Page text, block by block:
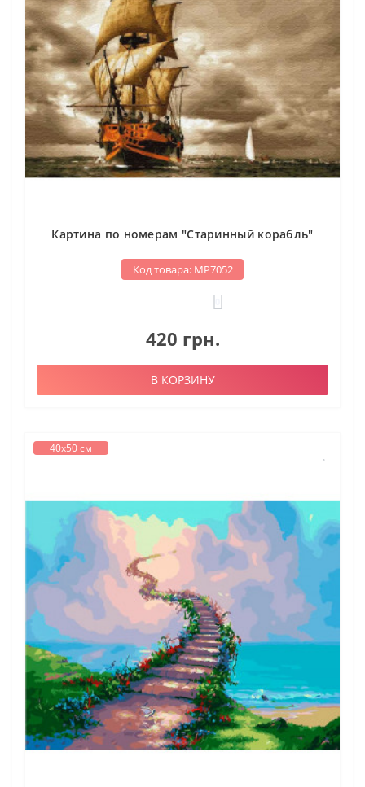
Картина по номерам "Старинный корабль"
Код товара: МР7052
420 грн.
В КОРЗИНУ
40х50 см